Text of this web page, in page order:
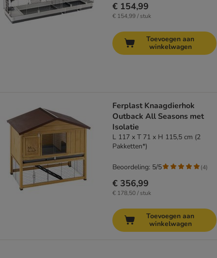
€ 154,99
€ 154,99 / stuk
Toevoegen aan
winkelwagen
Ferplast Knaagdierhok
Outback All Seasons met
Isolatie
L 117 x T 71 x H 115,5 cm (2
Pakketten*)
€ 356,99
€ 178,50 / stuk
Beoordeling: 5/5 (4)
Toevoegen aan
winkelwagen